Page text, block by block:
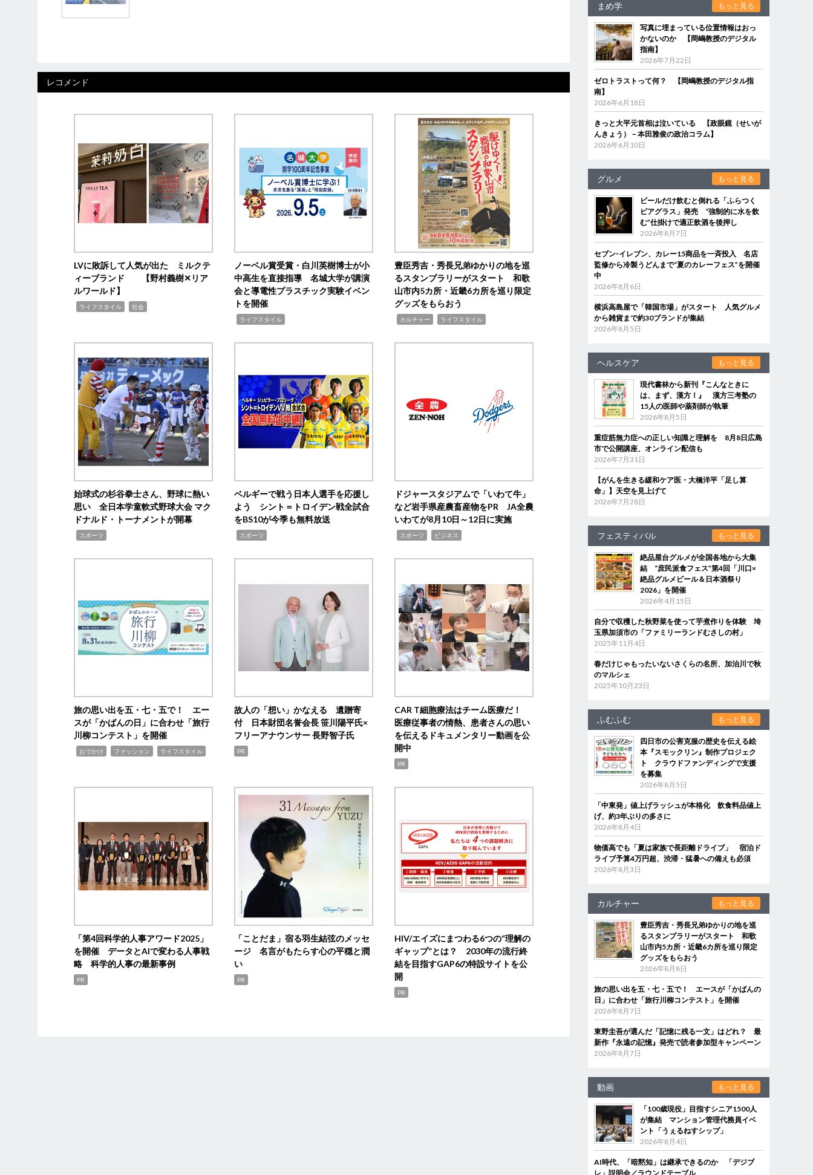
レコメンド
LVに敗訴して人気が出た ミルクテ
ィーブランド 【野村義樹✕リア
ルワールド】
ライフスタイル 社会
ノーベル賞受賞・白川英樹博士が小
中高生を直接指導 名城大学が講演
会と導電性プラスチック実験イベン
トを開催
ライフスタイル
豊臣秀吉・秀長兄弟ゆかりの地を巡
るスタンプラリーがスタート 和歌
山市内5カ所・近畿6カ所を巡り限定
グッズをもらおう
カルチャー ライフスタイル
始球式の杉谷拳士さん、野球に熱い
思い 全日本学童軟式野球大会 マク
ドナルド・トーナメントが開幕
スポーツ
ベルギーで戦う日本人選手を応援し
よう シント＝トロイデン戦全試合
をBS10が今季も無料放送
スポーツ
ドジャースタジアムで「いわて牛」
など岩手県産農畜産物をPR JA全農
いわてが8月10日～12日に実施
スポーツ ビジネス
旅の思い出を五・七・五で！ エー
スが「かばんの日」に合わせ「旅行
川柳コンテスト」を開催
おでかけ ファッション ライフスタイル
故人の「想い」かなえる 遺贈寄
付 日本財団名誉会長 笹川陽平氏×
フリーアナウンサー 長野智子氏
PR
CAR T細胞療法はチーム医療だ！
医療従事者の情熱、患者さんの思い
を伝えるドキュメンタリー動画を公
開中
PR
「第4回科学的人事アワード2025」
を開催 データとAIで変わる人事戦
略 科学的人事の最新事例
PR
「ことだま」宿る羽生結弦のメッセ
ージ 名言がもたらす心の平穏と潤
い
PR
HIV/エイズにまつわる6つの“理解の
ギャップ”とは？ 2030年の流行終
結を目指すGAP6の特設サイトを公
開
PR
まめ学 もっと見る
写真に埋まっている位置情報はおっ
かないのか 【岡嶋教授のデジタル
指南】
2026年7月22日
ゼロトラストって何？ 【岡嶋教授のデジタル指
南】
2026年6月18日
きっと大平元首相は泣いている 【政眼鏡（せいが
んきょう）－本田雅俊の政治コラム】
2026年6月10日
グルメ もっと見る
ビールだけ飲むと倒れる「ふらつく
ビアグラス」発売 “強制的に水を飲
む”仕掛けで適正飲酒を後押し
2026年8月7日
セブン‐イレブン、カレー15商品を一斉投入 名店
監修から冷製うどんまで“夏のカレーフェス”を開催
中
2026年8月6日
横浜高島屋で「韓国市場」がスタート 人気グルメ
から雑貨まで約30ブランドが集結
2026年8月5日
ヘルスケア もっと見る
現代書林から新刊『こんなときに
は、まず、漢方！』 漢方三考塾の
15人の医師や薬剤師が執筆
2026年8月5日
重症筋無力症への正しい知識と理解を 8月8日広島
市で公開講座、オンライン配信も
2026年7月31日
【がんを生きる緩和ケア医・大橋洋平「足し算
命」】天空を見上げて
2026年7月28日
フェスティバル もっと見る
絶品屋台グルメが全国各地から大集
結 “庶民派食フェス”第4回「川口×
絶品グルメビール＆日本酒祭り
2026」を開催
2026年4月15日
自分で収穫した秋野菜を使って芋煮作りを体験 埼
玉県加須市の「ファミリーランドむさしの村」
2025年11月4日
春だけじゃもったいないさくらの名所、加治川で秋
のマルシェ
2025年10月23日
ふむふむ もっと見る
四日市の公害克服の歴史を伝える絵
本『スモックリン』制作プロジェク
ト クラウドファンディングで支援
を募集
2026年8月5日
「中東発」値上げラッシュが本格化 飲食料品値上
げ、約3年ぶりの多さに
2026年8月4日
物価高でも「夏は家族で長距離ドライブ」 宿泊ド
ライブ予算4万円超、渋滞・猛暑への備えも必須
2026年8月3日
カルチャー もっと見る
豊臣秀吉・秀長兄弟ゆかりの地を巡
るスタンプラリーがスタート 和歌
山市内5カ所・近畿6カ所を巡り限定
グッズをもらおう
2026年8月8日
旅の思い出を五・七・五で！ エースが「かばんの
日」に合わせ「旅行川柳コンテスト」を開催
2026年8月7日
東野圭吾が選んだ「記憶に残る一文」はどれ？ 最
新作『永遠の記憶』発売で読者参加型キャンペーン
2026年8月7日
動画 もっと見る
「100歳現役」目指すシニア1500人
が集結 マンション管理代務員イベ
ント「うぇるねすシップ」
2026年8月4日
AI時代、「暗黙知」は継承できるのか 「デジブ
レ」説明会／ラウンドテーブル